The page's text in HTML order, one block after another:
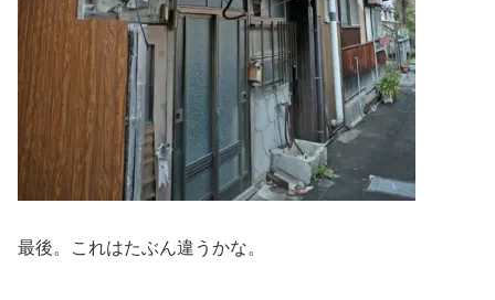
最後。これはたぶん違うかな。